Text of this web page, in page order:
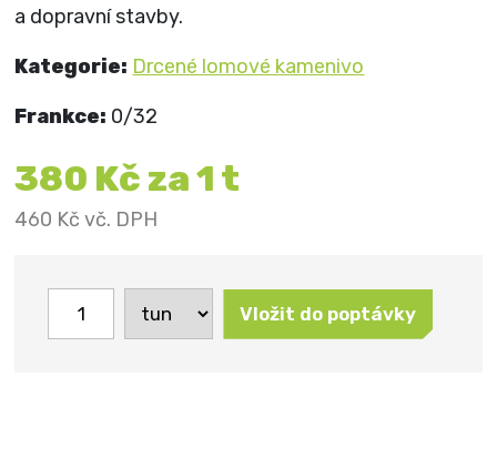
a dopravní stavby.
Kategorie: Drcené lomové kamenivo
Frankce: 0/32
380 Kč za1 t
460 Kč vč. DPH
Vložit do poptávky